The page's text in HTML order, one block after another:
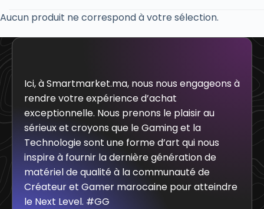
Aucun produit ne correspond à votre sélection.
Ici, à Smartmarket.ma, nous nous engageons à
rendre votre expérience d’achat
exceptionnelle. Nous prenons le plaisir au
sérieux et croyons que le Gaming et la
Technologie sont une forme d’art qui nous
inspire à fournir la dernière génération de
matériel de qualité à la communauté de
Créateur et Gamer marocaine pour atteindre
le Next Level. #GG